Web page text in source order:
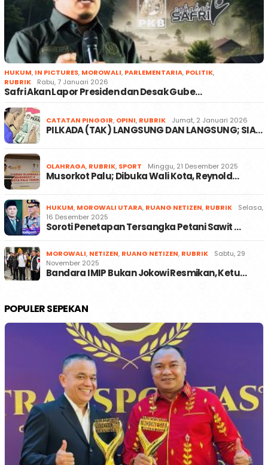
HUKUM, IN PICTURES, MOROWALI, PARLEMENTARIA, POLITIK,
RUBRIK
Rabu, 7 Januari 2026
Safri Akan Lapor Presiden dan Desak Gube…
CATATAN PINGGIR, OPINI, RUBRIK Jumat, 2 Januari 2026
PILKADA (TAK) LANGSUNG DAN LANGSUNG; SIA…
OLAHRAGA, RUBRIK, SPORT Minggu, 21 Desember 2025
Musorkot Palu; Dibuka Wali Kota, Reynold…
HUKUM, MOROWALI UTARA, RUANG NETIZEN, RUBRIK
Selasa,
16 Desember 2025
Soroti Penetapan Tersangka Petani Sawit …
MOROWALI, NETIZEN, RUANG NETIZEN, RUBRIK
Sabtu, 29
November 2025
Bandara IMIP Bukan Jokowi Resmikan, Ketu…
POPULER SEPEKAN